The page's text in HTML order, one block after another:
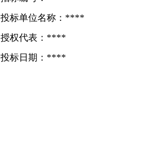
投标单位名称：****
授权代表：****
投标日期：****